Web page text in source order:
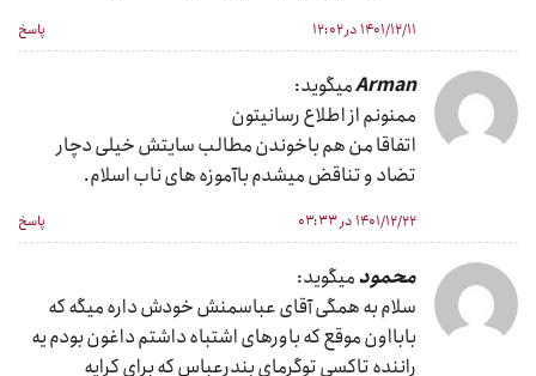
۱۴۰۱/۱۲/۱۱ در ۱۲:۰۲ پاسخ
Armanمیگوید:
ممنونم از اطلاع رسانیتون
اتفاقا من هم باخوندن مطالب سایتش خیلی دچار
تضاد و تناقض میشدم باآموزه های ناب اسلام.
۱۴۰۱/۱۲/۲۲ در ۰۳:۳۳ پاسخ
محمودمیگوید:
سلام به همگی آقای عباسمنش خودش داره میگه که
بابااون موقع که باورهای اشتباه داشتم داغون بودم یه
راننده تاکسی توگرمای بندرعباس که برای کرایه